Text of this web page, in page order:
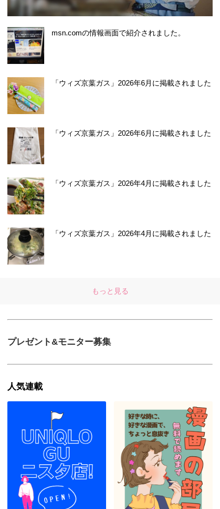
msn.comの情報画面で紹介されました。
「ウィズ京葉ガス」2026年6月に掲載されました
「ウィズ京葉ガス」2026年6月に掲載されました
「ウィズ京葉ガス」2026年4月に掲載されました
「ウィズ京葉ガス」2026年4月に掲載されました
もっと見る
プレゼント&モニター募集
人気連載